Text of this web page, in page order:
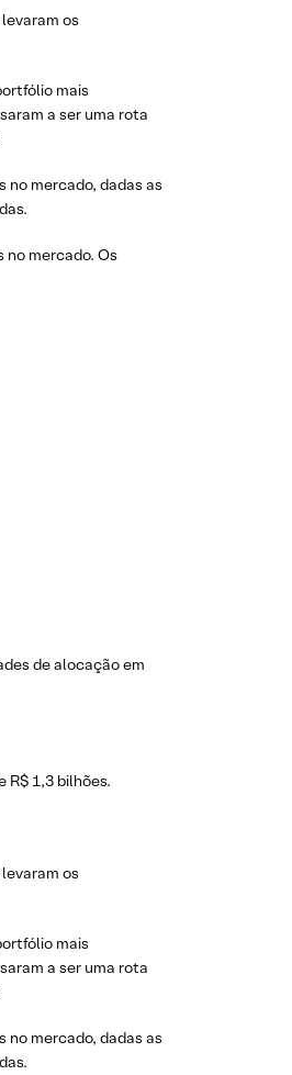
os
mais
a ser uma rota
mercado, dadas as
mercado. Os
de alocação em
R$ 1,3 bilhões.
os
mais
a ser uma rota
mercado, dadas as